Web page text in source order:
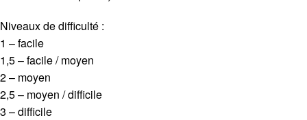
Niveaux de difficulté :
1 – facile
1,5 – facile / moyen
2 – moyen
2,5 – moyen / difficile
3 – difficile